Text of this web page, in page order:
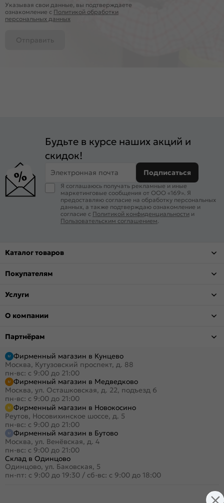
Указывая свои данные, вы подтверждаете
ознакомление c Политикой обработки
персональных данных
Отправить
Будьте в курсе наших акций и
скидок!
Электронная почта Подписаться
Я соглашаюсь получать рекламные и иные
маркетинговые сообщения от ООО «169». Я
предоставляю согласие на обработку персональных
данных, а также подтверждаю ознакомление и
согласие с Политикой конфиденциальности и
Пользовательским соглашением
Каталог товаров
Покупателям
Услуги
О компании
Партнёрам
Фирменный магазин в Кунцево
Москва, Кутузовский проспект, д. 88
пн-вс: с 9:00 до 21:00
Фирменный магазин в Медведково
Москва, ул. Осташковская, д. 22, подъезд 6
пн-вс: с 9:00 до 21:00
Фирменный магазин в Новокосино
Реутов, Носовихинское шоссе, д. 5
пн-вс: с 9:00 до 21:00
Фирменный магазин в Бутово
Москва, ул. Венёвская, д. 4
пн-вс: с 9:00 до 21:00
Склад в Одинцово
Одинцово, ул. Баковская, 5
пн-пт: с 9:00 до 19:30 / сб-вс: с 9:00 до 18:00